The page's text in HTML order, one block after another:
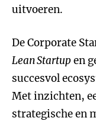
uitvoeren.
De Corporate
Lean Startup en
succesvol
Met inzichten,
strategische en